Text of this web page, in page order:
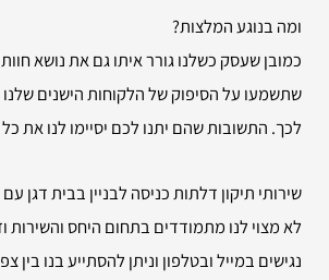
ומה בנוגע המלצות?
כמובן שעסק כשלנו גורר איתו גם את נושא
שתשמעו על הסיפוק של הלקוחות הישנים
לכך. התשובות שהם יתנו לכם יסיימו לנו את
שירותי תיקון דלתות כניסה לבניין בבית דגן עם
לא מצוי לנו מתמודדים בתחום היחס והשירות
נגישים במייל ובטלפון וניתן להסתייע בנו בין